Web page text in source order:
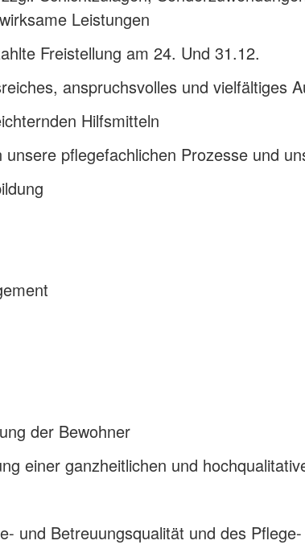
Leistungen
Freistellung am 24. Und 31.12.
anspruchsvolles und vielfältiges
Hilfsmitteln
pflegefachlichen Prozesse und
der Bewohner
einer ganzheitlichen und
und Betreuungsqualität und des